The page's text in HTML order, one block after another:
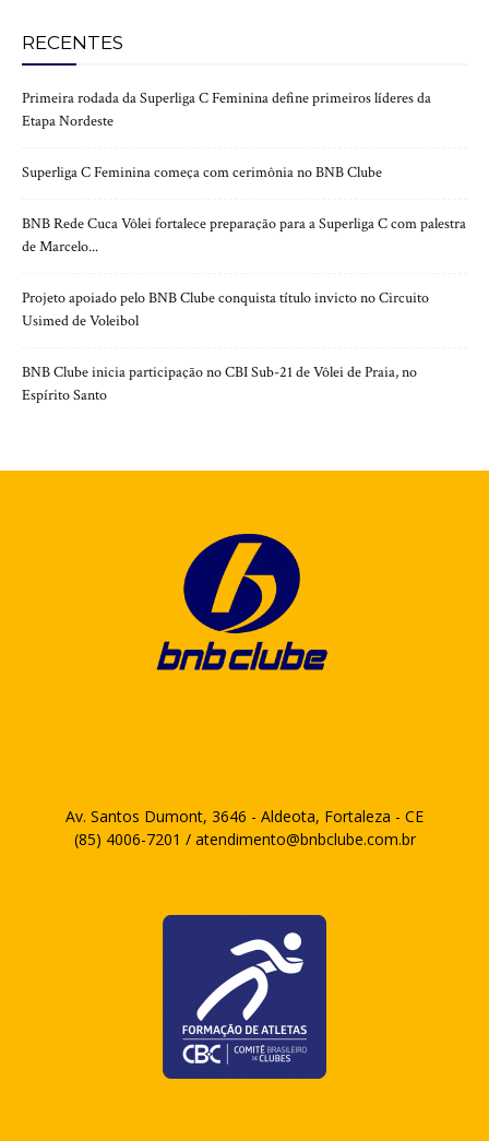
RECENTES
Primeira rodada da Superliga C Feminina define primeiros líderes da
Etapa Nordeste
Superliga C Feminina começa com cerimônia no BNB Clube
BNB Rede Cuca Vôlei fortalece preparação para a Superliga C com palestra
de Marcelo...
Projeto apoiado pelo BNB Clube conquista título invicto no Circuito
Usimed de Voleibol
BNB Clube inicia participação no CBI Sub-21 de Vôlei de Praia, no
Espírito Santo
Av. Santos Dumont, 3646 - Aldeota, Fortaleza - CE
(85) 4006-7201 / atendimento@bnbclube.com.br